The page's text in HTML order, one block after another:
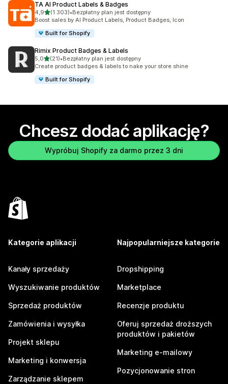
TA AI Product Labels & Badges
4,9na 5 gwiazdek
(1 303)
Łączna liczba recenzji: 1303
•Bezpłatny plan jest dostępny
Boost sales by AI Product Labels, Product Badges, Icon
Built for Shopify
Rimix Product Badges & Labels
5,0na 5 gwiazdek
(21)
Łączna liczba recenzji: 21
•Bezpłatny plan jest dostępny
Create product badges & labels to nake your store shine
Built for Shopify
Chcesz dodać aplikację?
Wypróbuj Shopify za darmo przez 3 dni
Kategorie aplikacji
Kanały sprzedaży
Wyszukiwanie produktów
Sprzedaż produktów
Zamówienia i wysyłka
Projekt sklepu
Marketing i konwersja
Zarządzanie sklepem
Najpopularniejsze kategorie
Dropshipping
Marketplace
Recenzje produktu
Oferuj sprzedaż droższych
produktów i pakietów
Marketing e-mailowy
Pozycjonowanie stron